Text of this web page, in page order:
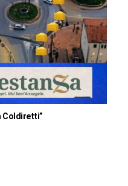
Coldiretti”